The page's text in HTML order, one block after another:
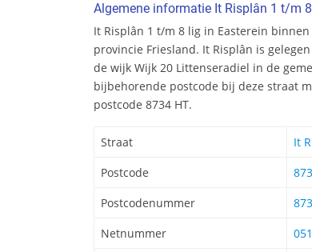
Algemene informatie It Risplân 1 t/m 8
It Risplân 1 t/m 8 lig in Easterein
provincie Friesland. It Risplân is
de wijk Wijk 20 Littenseradiel in de
bijbehorende postcode bij deze straat
postcode 8734 HT.
Straat
It
Postcode
Postcodenummer
Netnummer